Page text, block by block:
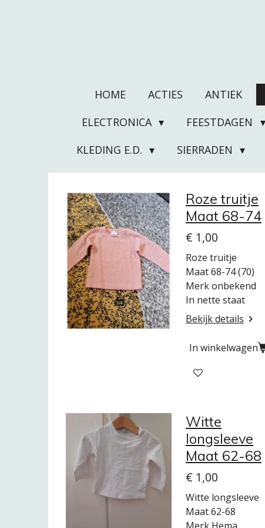
HOME ACTIES ANTIEK
ELECTRONICA
FEESTDAGEN
KLEDING E.D.
SIERRADEN
Roze truitje
Maat 68-74
€ 1,00
Roze truitje
Maat 68-74 (70)
Merk onbekend
In nette staat
Bekijk details
In winkelwagen
Witte
longsleeve
Maat 62-68
€ 1,00
Witte longsleeve
Maat 62-68